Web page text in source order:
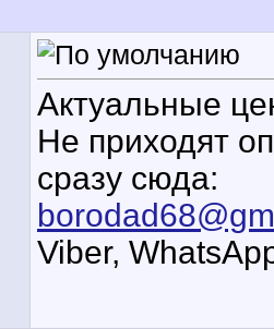
Актуальные
Не приходят
сразу сюда:
Viber,